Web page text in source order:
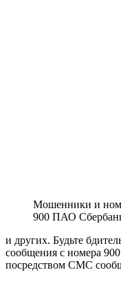
Мошенники и
900 ПАО
и других. Будьте
сообщения с номера
посредством СМС